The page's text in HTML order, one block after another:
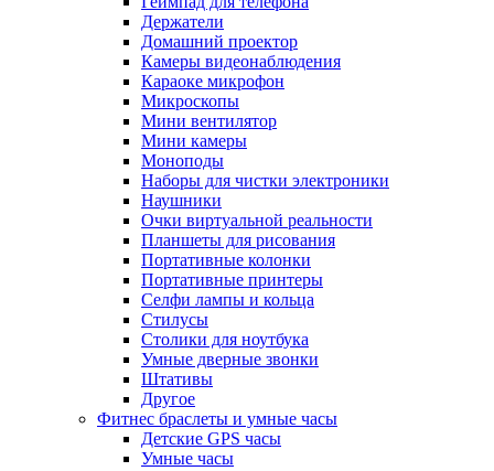
Держатели
Домашний проектор
Камеры видеонаблюдения
Караоке микрофон
Микроскопы
Мини вентилятор
Мини камеры
Моноподы
Наборы для чистки электроники
Наушники
Очки виртуальной реальности
Планшеты для рисования
Портативные колонки
Портативные принтеры
Селфи лампы и кольца
Стилусы
Столики для ноутбука
Умные дверные звонки
Штативы
Другое
Фитнес браслеты и умные часы
Детские GPS часы
Умные часы